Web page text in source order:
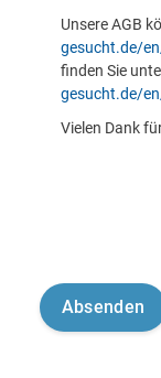
Unsere AGB
gesucht.de/
finden Sie
gesucht.de/
Vielen Dank